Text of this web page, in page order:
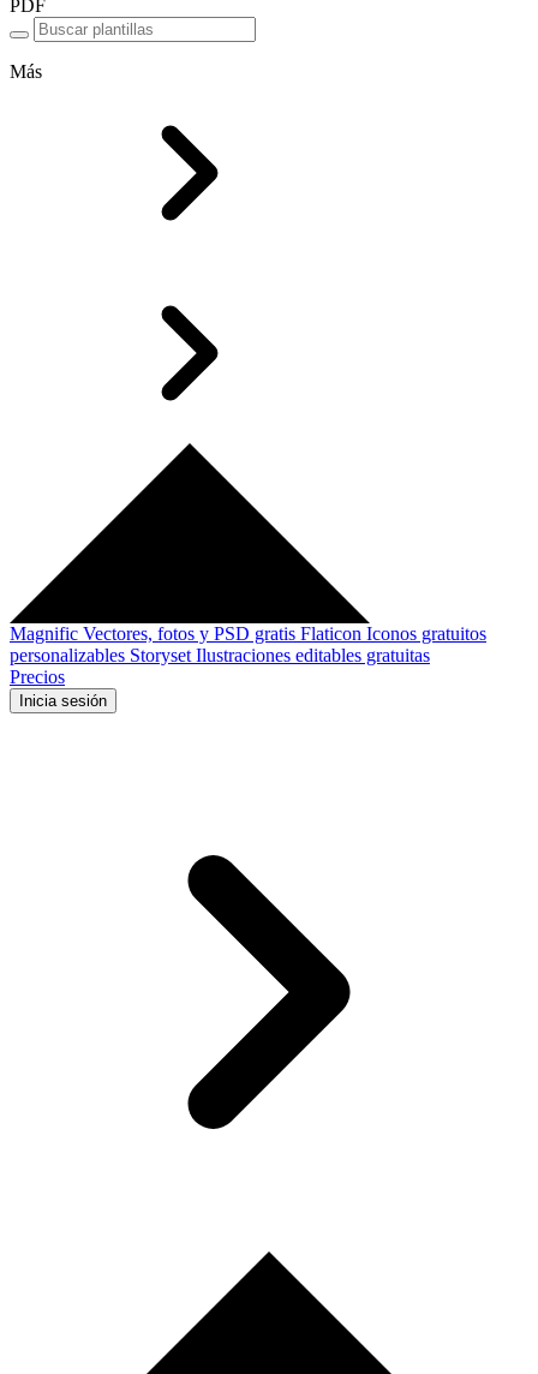
PDF
Más
Magnific Vectores, fotos y PSD gratis Flaticon Iconos gratuitos
personalizables Storyset Ilustraciones editables gratuitas
Precios
Inicia sesión